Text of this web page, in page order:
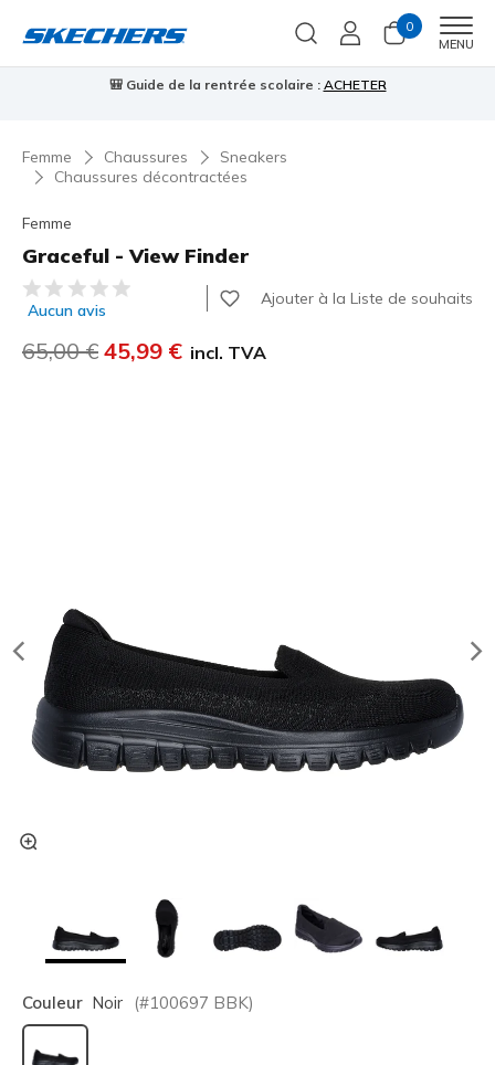
0
MENU
🎒 Guide de la rentrée scolaire : ACHETER
Femme Chaussures
Sneakers
Chaussures décontractées
Femme
Graceful - View Finder
Évaluation client 5 sur 5
Aucun avis
Ajouter à la Liste de souhaits
Prix réduit de
65,00 € à
45,99 € incl. TVA
Couleur Noir (#100697 BBK)